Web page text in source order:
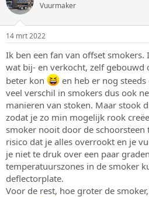
Vuurmaker
14 mrt 2022
Ik ben een fan van offset smokers.
wat bij- en verkocht, zelf gebouwd
beter kon
en heb er nog
veel verschil in smokers dus ook
manieren van stoken. Maar stook
zodat je zo min mogelijk rook
smoker nooit door de
risico dat je alles overrookt en je
je niet te druk over een paar
temperatuurszones in de smoker
deflectorplate.
Voor de rest, hoe groter de